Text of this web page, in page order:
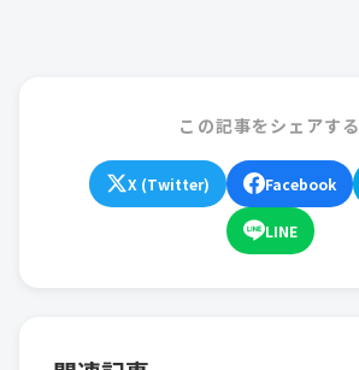
この記事をシェアする
X (Twitter) Facebook
LINE